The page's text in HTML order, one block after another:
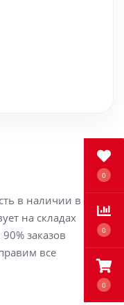
0
0
0
в наличии в
на складах
заказов
все